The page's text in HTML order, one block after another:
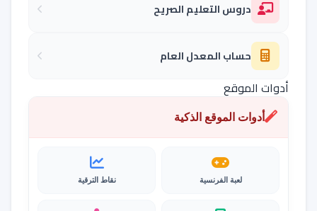
دروس التعليم الصريح
حساب المعدل العام
أدوات الموقع
أدوات الموقع الذكية
لعبة الفرنسية نقاط الترقية